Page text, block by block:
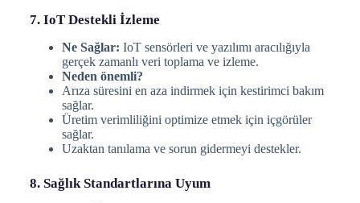
7. IoT Destekli İzleme
Ne Sağlar: IoT sensörleri ve yazılımı aracılığıyla
gerçek zamanlı veri toplama ve izleme.
Neden önemli?
Arıza süresini en aza indirmek için kestirimci bakım
sağlar.
Üretim verimliliğini optimize etmek için içgörüler
sağlar.
Uzaktan tanılama ve sorun gidermeyi destekler.
8. Sağlık Standartlarına Uyum